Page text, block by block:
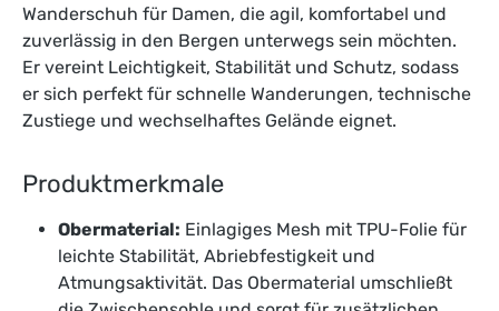
Wanderschuh für Damen, die agil, komfortabel und
zuverlässig in den Bergen unterwegs sein möchten.
Er vereint Leichtigkeit, Stabilität und Schutz, sodass
er sich perfekt für schnelle Wanderungen, technische
Zustiege und wechselhaftes Gelände eignet.
Produktmerkmale
Obermaterial: Einlagiges Mesh mit TPU-Folie für
leichte Stabilität, Abriebfestigkeit und
Atmungsaktivität. Das Obermaterial umschließt